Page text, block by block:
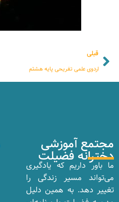
قبلی
اردوی علمی تفریحی پایه هشتم
مجتمع آموزشی
دخترانه فضیلت
ما باور داریم که یادگیری
می‌تواند مسیر زندگی را
تغییر دهد. به همین دلیل